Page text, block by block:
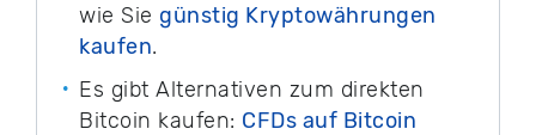
wie Sie günstig Kryptowährungen
kaufen.
Es gibt Alternativen zum direkten
Bitcoin kaufen: CFDs auf Bitcoin